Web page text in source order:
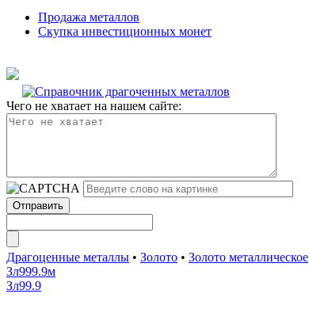
Продажа металлов
Скупка инвестиционных монет
Чего не хватает на нашем сайте:
Драгоценные металлы • Золото • Золото металлическое
Зл999.9м
Зл99.9